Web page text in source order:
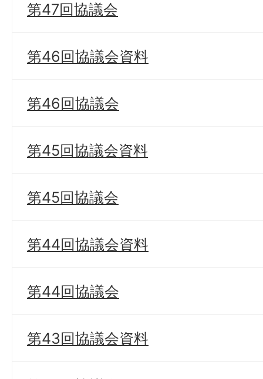
第47回協議会
第46回協議会資料
第46回協議会
第45回協議会資料
第45回協議会
第44回協議会資料
第44回協議会
第43回協議会資料